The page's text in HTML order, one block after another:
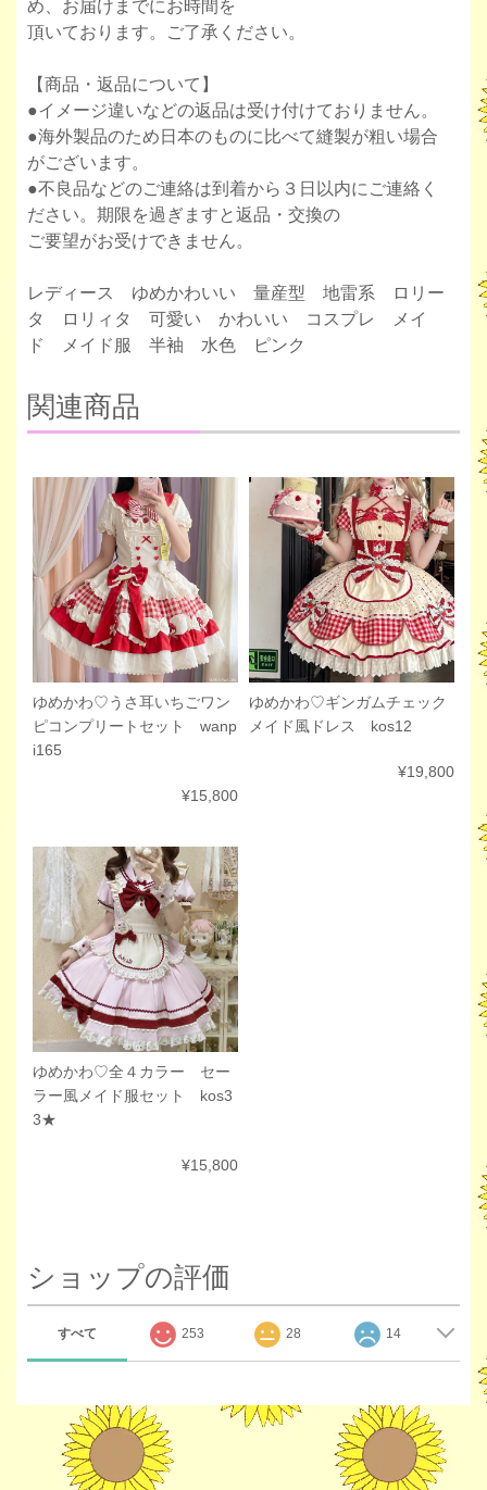
め、お届けまでにお時間を
頂いております。ご了承ください。
【商品・返品について】
●イメージ違いなどの返品は受け付けておりません。
●海外製品のため日本のものに比べて縫製が粗い場合
がございます。
●不良品などのご連絡は到着から３日以内にご連絡く
ださい。期限を過ぎますと返品・交換の
ご要望がお受けできません。
レディース ゆめかわいい 量産型 地雷系 ロリー
タ ロリィタ 可愛い かわいい コスプレ メイ
ド メイド服 半袖 水色 ピンク
関連商品
ゆめかわ♡うさ耳いちごワン
ピコンプリートセット wanp
i165
¥15,800
ゆめかわ♡ギンガムチェック
メイド風ドレス kos12
¥19,800
ゆめかわ♡全４カラー セー
ラー風メイド服セット kos3
3★
¥15,800
ショップの評価
すべて 253 28 14